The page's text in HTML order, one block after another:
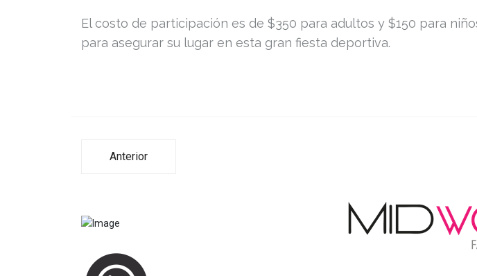
El costo de participación es de $350 para adultos y $150 para
para asegurar su lugar en esta gran fiesta deportiva.
Anterior